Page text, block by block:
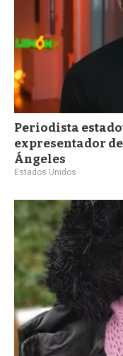
Periodista
expresentador
Ángeles
Estados Unidos